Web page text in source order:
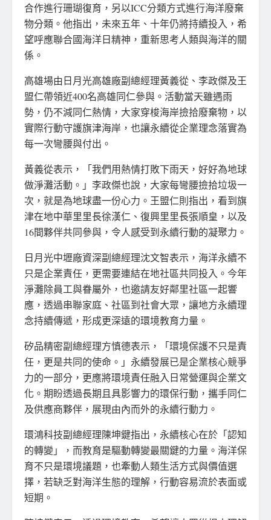
合作進行珊瑚復育，另以ICC分類方式進行海洋廢棄
物分類。他指出，未來五年、十年仍將持續投入，希
望呼應聯合國海洋日精神，重新思考人類與海洋的關
係。
高雄場由日月光高雄廠副總經理黃義從、李政傑及王
盟仁帶領近400名高雄同仁參與。活動當天雖遇雨
勢，仍不減同仁熱情，大家穿梭海岸撿拾廢棄物，以
實際行動守護旗津海岸，也讓永續從企業理念落實為
每一次彎腰與付出。
黃義從表示，「我們用熱情打敗下雨天，好好為地球
做淨灘活動。」李政傑也說，大家每彎腰撿拾垃圾一
次，就是為地球盡一份心力。王盟仁則指出，看到旗
津在地中華里里長徐漢仁、復興里里長張順皇，以及
16間夥伴共同參與，令人感受到永續行動的凝聚力。
日月光中壢廠資深副總經理沈文智表示，海洋永續不
只是企業責任，更需要連結在地社區共同投入。今年
淨灘除員工與眷屬外，也邀請友好鄰里社區一起響
應，透過串聯家庭、社區到社會大眾，讓地方永續理
念持續傳遞，形成更深遠的環境教育力量。
矽品精密副總經理方慎德表示，「環境保護不只是責
任，更是共同的使命。」永續發展已是企業核心競爭
力的一部分，更應將環境責任融入日常營運與企業文
化。期盼透過長期且具影響力的環保行動，攜手同仁
及供應商夥伴，展現由內而外的永續行動力。
環鴻科技副總經理陳坤鍵指出，永續核心在於「認知
的轉變」，而教育是驅動轉變最關鍵的力量。海洋保
育不只是環境議題，也牽動人類生活方式與價值選
擇，若缺乏對海洋生態的理解，行動容易流於表面或
短期。